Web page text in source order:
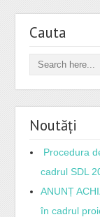
Cauta
Noutăți
Procedura
cadrul SDL
ANUNȚ
în cadrul